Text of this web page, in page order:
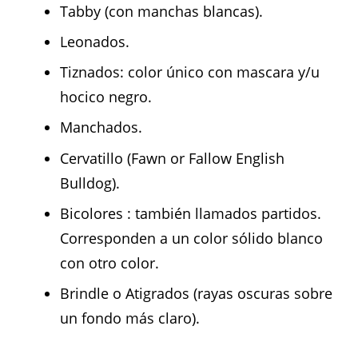
Tabby (con manchas blancas).
Leonados.
Tiznados: color único con mascara y/u
hocico negro.
Manchados.
Cervatillo (Fawn or Fallow English
Bulldog).
Bicolores : también llamados partidos.
Corresponden a un color sólido blanco
con otro color.
Brindle o Atigrados (rayas oscuras sobre
un fondo más claro).